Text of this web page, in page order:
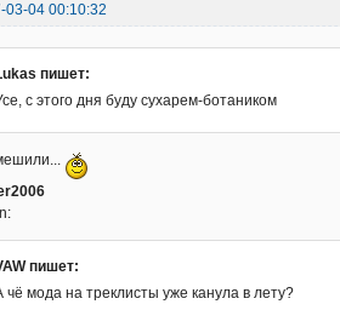
03-04 00:10:32
пишет:
с этого дня буду сухарем-ботаником
пишет:
чё мода на треклисты уже канула в лету?